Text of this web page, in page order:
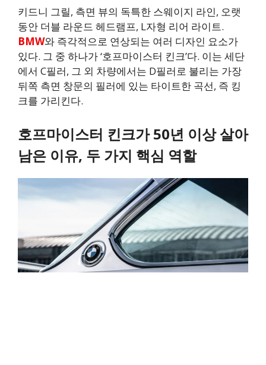
키드니 그릴, 측면 뷰의 독특한 스웨이지 라인, 오랫
동안 더블 라운드 헤드램프, L자형 리어 라이트.
BMW와 즉각적으로 연상되는 여러 디자인 요소가
있다. 그 중 하나가 ‘호프마이스터 킨크’다. 이는 세단
에서 C필러, 그 외 차량에서는 D필러로 불리는 가장
뒤쪽 측면 창문의 필러에 있는 타이트한 곡선, 즉 킹
크를 가리킨다.
호프마이스터 킨크가 50년 이상 살아
남은 이유, 두 가지 핵심 역할